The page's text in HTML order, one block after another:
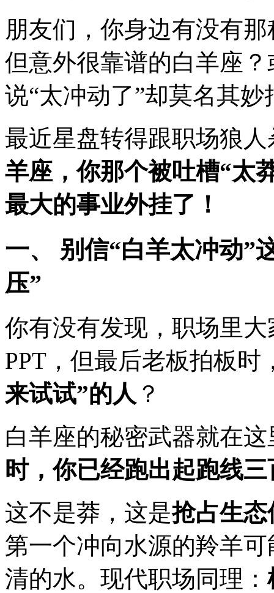
朋友们，你身边有没有
但意外很靠谱的白羊座
说“太冲动了”却莫名其
最近星盘转得跟职场狼
羊座，你那个被吐槽“太
最大的事业外挂了！
一、 别信“白羊太冲动”
压”
你有没有发现，职场里
PPT，但最后老板拍板时
来试试”的人 ？
白羊座的秘密武器就在
时，你已经跑出起跑线
这不是莽，这是抢占生态
第一个冲向水源的羚羊
清的水。现代职场同理：